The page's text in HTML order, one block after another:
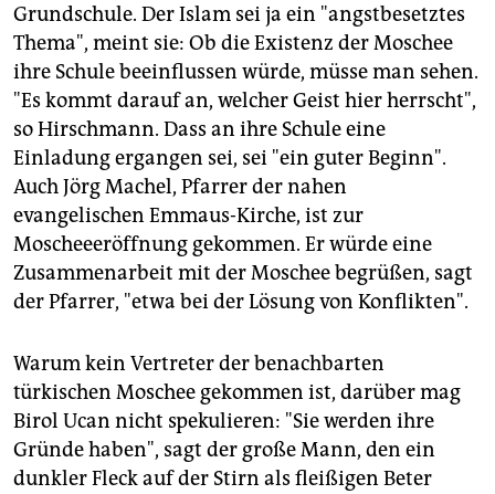
Grundschule. Der Islam sei ja ein "angstbesetztes
Thema", meint sie: Ob die Existenz der Moschee
ihre Schule beeinflussen würde, müsse man sehen.
"Es kommt darauf an, welcher Geist hier herrscht",
so Hirschmann. Dass an ihre Schule eine
Einladung ergangen sei, sei "ein guter Beginn".
Auch Jörg Machel, Pfarrer der nahen
evangelischen Emmaus-Kirche, ist zur
Moscheeeröffnung gekommen. Er würde eine
Zusammenarbeit mit der Moschee begrüßen, sagt
der Pfarrer, "etwa bei der Lösung von Konflikten".
Warum kein Vertreter der benachbarten
türkischen Moschee gekommen ist, darüber mag
Birol Ucan nicht spekulieren: "Sie werden ihre
Gründe haben", sagt der große Mann, den ein
dunkler Fleck auf der Stirn als fleißigen Beter